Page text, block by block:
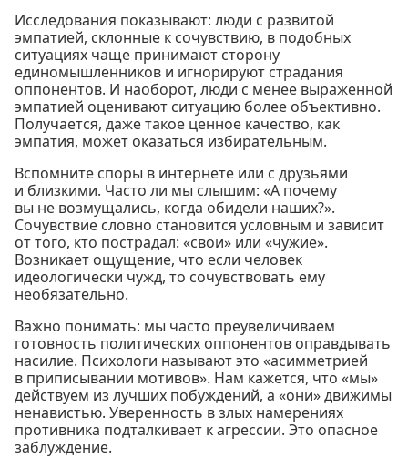
Исследования показывают: люди с развитой
эмпатией, склонные к сочувствию, в подобных
ситуациях чаще принимают сторону
единомышленников и игнорируют страдания
оппонентов. И наоборот, люди с менее выраженной
эмпатией оценивают ситуацию более объективно.
Получается, даже такое ценное качество, как
эмпатия, может оказаться избирательным.
Вспомните споры в интернете или с друзьями
и близкими. Часто ли мы слышим: «А почему
вы не возмущались, когда обидели наших?».
Сочувствие словно становится условным и зависит
от того, кто пострадал: «свои» или «чужие».
Возникает ощущение, что если человек
идеологически чужд, то сочувствовать ему
необязательно.
Важно понимать: мы часто преувеличиваем
готовность политических оппонентов оправдывать
насилие. Психологи называют это «асимметрией
в приписывании мотивов». Нам кажется, что «мы»
действуем из лучших побуждений, а «они» движимы
ненавистью. Уверенность в злых намерениях
противника подталкивает к агрессии. Это опасное
заблуждение.